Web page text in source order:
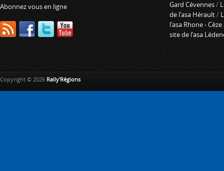
Abonnez vous en ligne
Gard Cévennes/
de l'asa Hérault/
l'asa Rhone - Cèze
site de l'asa
Copyright © 2026 Rally'Régions